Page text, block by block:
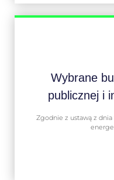
Wybrane
publicznej i
Zgodnie z ustawą z dnia